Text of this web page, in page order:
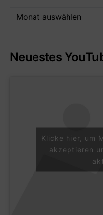
Neuestes
Klicke hier, um
akzeptieren